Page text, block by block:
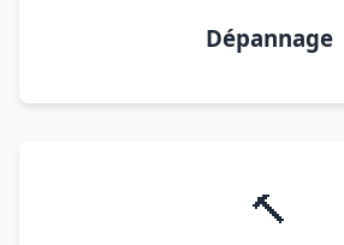
Dépannage
🔨